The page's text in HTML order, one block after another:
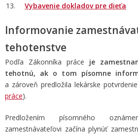
Vybavenie dokladov pre dieťa
Informovanie
tehotenstve
Podľa Zákonníka práce je
tehotnú, ak o tom písomne
a zároveň predložila lekárske
práce).
Predložením písomného
zamestnávateľovi začína plynúť